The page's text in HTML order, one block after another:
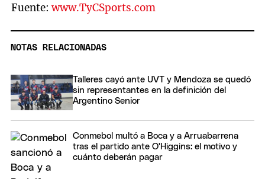
Fuente:www.TyCSports.com
NOTAS RELACIONADAS
Talleres cayó ante UVT y Mendoza se quedó
sin representantes en la definición del
Argentino Senior
Conmebol multó a Boca y a Arruabarrena
tras el partido ante O'Higgins: el motivo y
cuánto deberán pagar